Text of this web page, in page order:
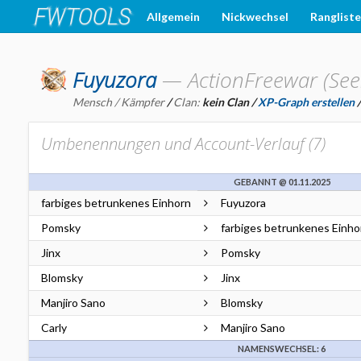
Allgemein Nickwechsel
Fuyuzora —ActionFreewar
Mensch / Kämpfer/Clan: kein Clan/XP-Graph erstellen
Umbenennungen und Account-Verlauf (7)
GEBANNT @ 01.11.2025
farbiges betrunkenes Einhorn Fuyuzora
Pomsky
farbiges betrunkenes
Jinx
Pomsky
Blomsky
Jinx
Manjiro Sano
Blomsky
Carly
Manjiro Sano
NAMENSWECHSEL: 6